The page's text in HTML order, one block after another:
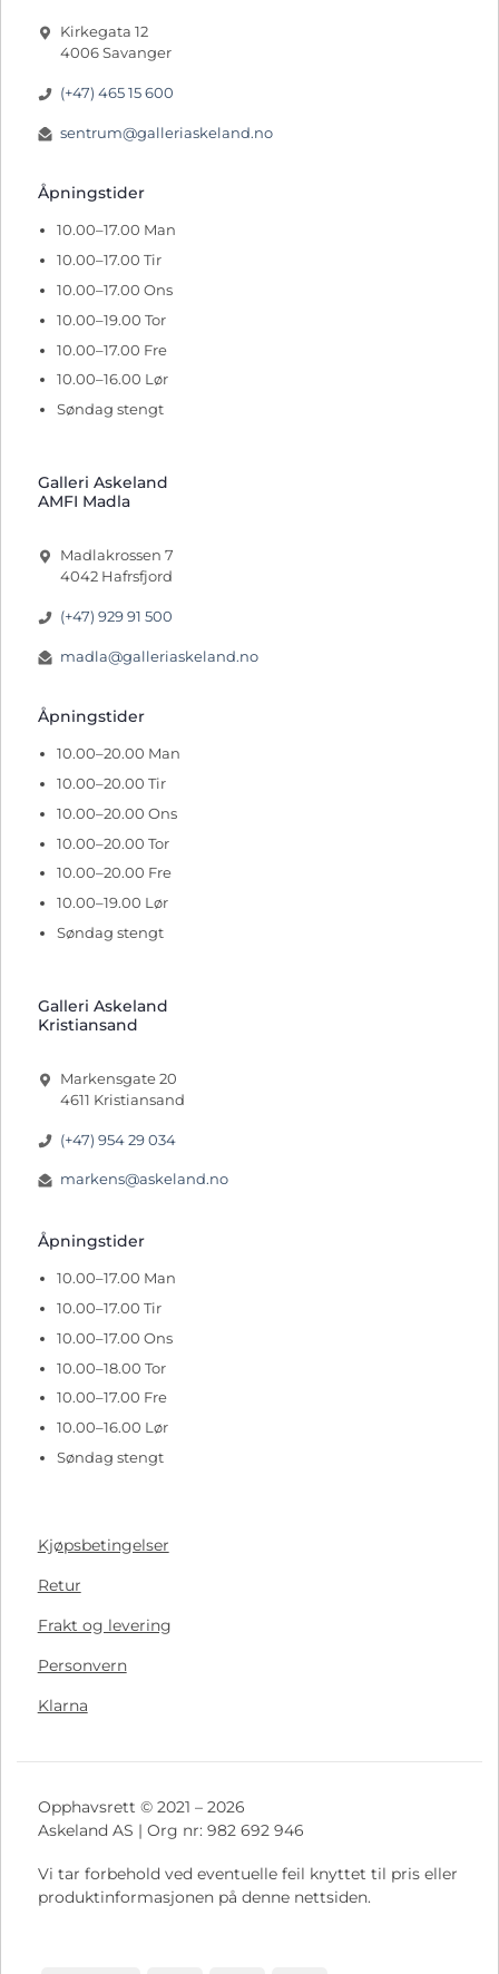
Kirkegata 12
4006 Savanger
(+47) 465 15 600
sentrum@galleriaskeland.no
Åpningstider
10.00–17.00 Man
10.00–17.00 Tir
10.00–17.00 Ons
10.00–19.00 Tor
10.00–17.00 Fre
10.00–16.00 Lør
Søndag stengt
Galleri Askeland
AMFI Madla
Madlakrossen 7
4042 Hafrsfjord
(+47) 929 91 500
madla@galleriaskeland.no
Åpningstider
10.00–20.00 Man
10.00–20.00 Tir
10.00–20.00 Ons
10.00–20.00 Tor
10.00–20.00 Fre
10.00–19.00 Lør
Søndag stengt
Galleri Askeland
Kristiansand
Markensgate 20
4611 Kristiansand
(+47) 954 29 034
markens@askeland.no
Åpningstider
10.00–17.00 Man
10.00–17.00 Tir
10.00–17.00 Ons
10.00–18.00 Tor
10.00–17.00 Fre
10.00–16.00 Lør
Søndag stengt
Kjøpsbetingelser
Retur
Frakt og levering
Personvern
Klarna
Opphavsrett © 2021 – 2026
Askeland AS | Org nr: 982 692 946
Vi tar forbehold ved eventuelle feil knyttet til pris eller
produktinformasjonen på denne nettsiden.